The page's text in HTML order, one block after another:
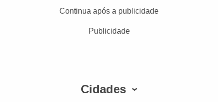
Continua após a publicidade
Publicidade
Cidades